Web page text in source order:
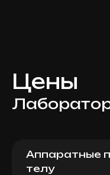
Цены
Аппаратные
телу